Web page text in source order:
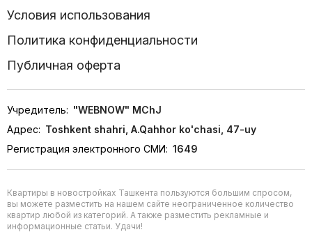
Условия использования
Политика конфиденциальности
Публичная оферта
Учредитель: "WEBNOW" MChJ
Адрес: Toshkent shahri, A.Qahhor ko'chasi, 47-uy
Регистрация электронного СМИ: 1649
Квартиры в новостройках Ташкента пользуются большим спросом,
вы можете разместить на нашем сайте неограниченное количество
квартир любой из категорий. А также разместить рекламные и
информационные статьи. Удачи!